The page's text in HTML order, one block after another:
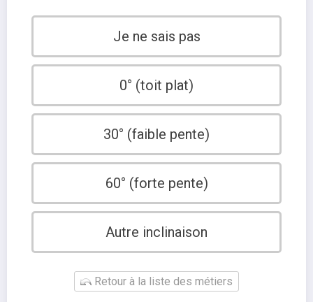
Je ne sais pas
0° (toit plat)
30° (faible pente)
60° (forte pente)
Autre inclinaison
Retour à la liste des métiers